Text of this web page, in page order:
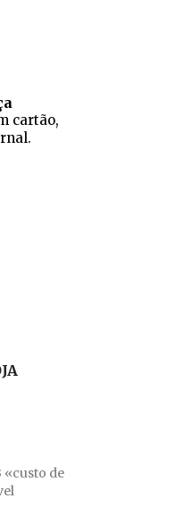
cartão,
«custo de